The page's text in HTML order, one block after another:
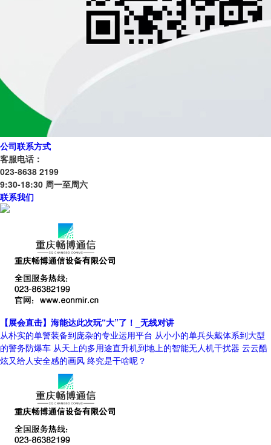
公司联系方式
客服电话：
023-8638 2199
9:30-18:30 周一至周六
联系我们
【展会直击】海能达此次玩“大”了！_无线对讲
从朴实的单警装备到庞杂的专业运用平台 从小小的单兵头戴体系到大型
的警务防爆车 从天上的多用途直升机到地上的智能无人机干扰器 云云酷
炫又给人安全感的画风 终究是干啥呢？